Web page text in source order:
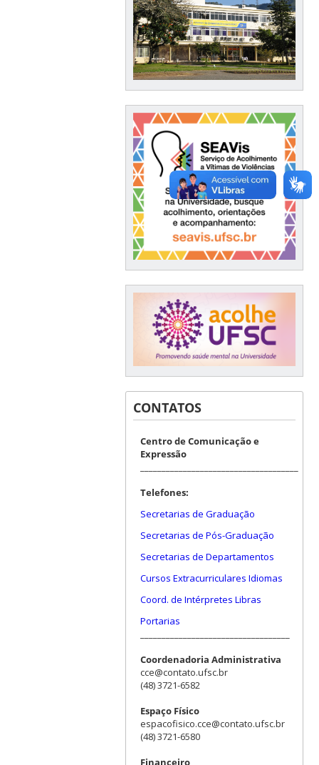
CONTATOS
Centro de Comunicação e
Expressão
Telefones:
Secretarias de Graduação
Secretarias de Pós-Graduação
Secretarias de Departamentos
Cursos Extracurriculares Idiomas
Coord. de Intérpretes Libras
Portarias
Coordenadoria Administrativa
cce@contato.ufsc.br
(48) 3721-6582
Espaço Físico
espacofisico.cce@contato.ufsc.br
(48) 3721-6580
Financeiro